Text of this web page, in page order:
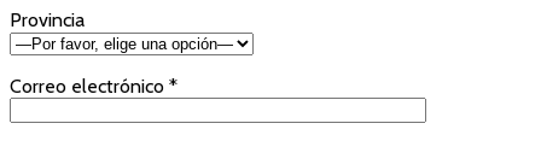
Provincia
Correo electrónico *